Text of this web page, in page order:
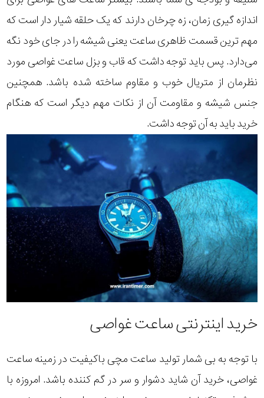
اندازه گیری زمان، زه چرخان دارند که یک حلقه شیار دار است که
مهم ترین قسمت ظاهری ساعت یعنی شیشه را در جای خود نگه
می‌دارد. پس باید توجه داشت که قاب و بزل ساعت غواصی مورد
نظرمان از متریال خوب و مقاوم ساخته شده باشد. همچنین
جنس شیشه و مقاومت آن از نکات مهم دیگر است که هنگام
خرید باید به آن توجه داشت.
خرید اینترنتی ساعت غواصی
با توجه به بی شمار تولید ساعت مچی باکیفیت در زمینه ساعت
غواصی، خرید آن شاید دشوار و سر در گم کننده باشد. امروزه با